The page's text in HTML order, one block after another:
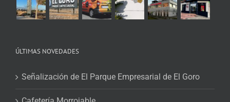
ÚLTIMAS NOVEDADES
Señalización de El Parque Empresarial de El Goro